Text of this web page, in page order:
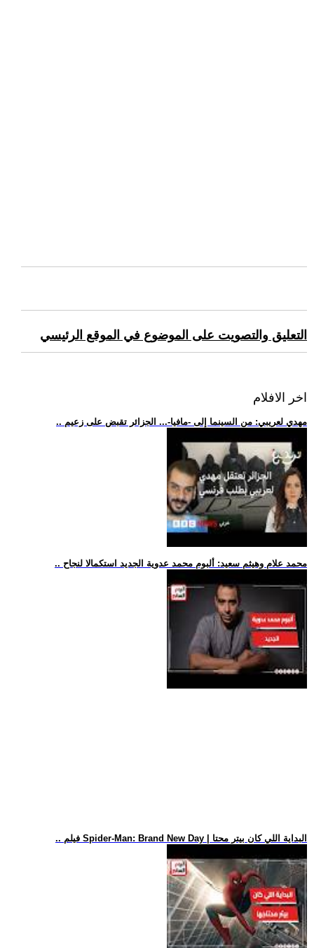
التعليق والتصويت على الموضوع في الموقع الرئيسي
اخر الافلام
.. مهدي لعريبي: من السينما إلى -مافيا-... الجزائر تقبض على زعيم
.. محمد علام وهيثم سعيد: ألبوم محمد عدوية الجديد استكمالا لنجاح
.. فيلم Spider-Man: Brand New Day | البداية اللي كان بيتر محتا